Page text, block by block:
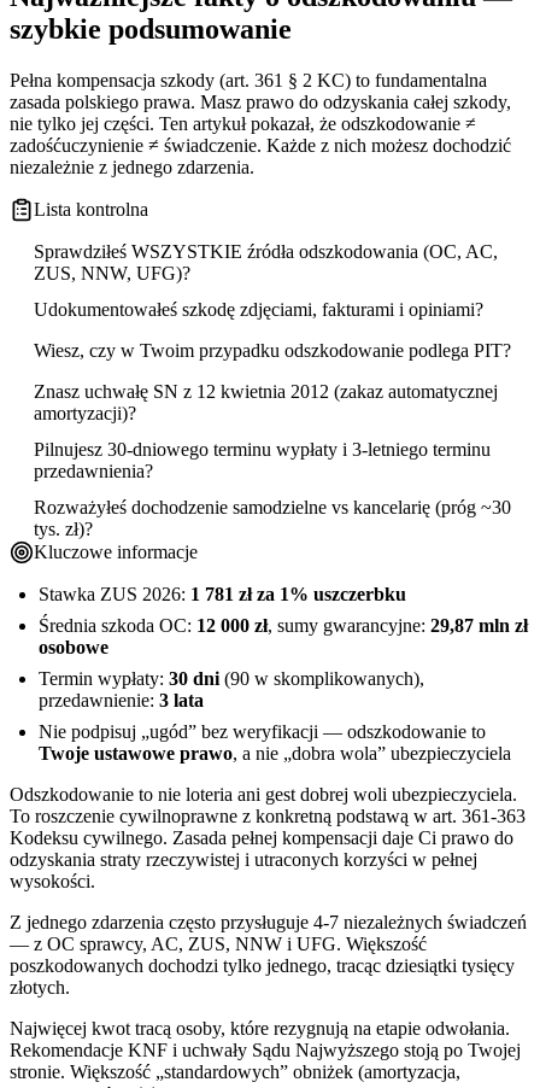
szybkie podsumowanie
Pełna kompensacja szkody (art. 361 § 2 KC) to fundamentalna
zasada polskiego prawa. Masz prawo do odzyskania całej szkody,
nie tylko jej części. Ten artykuł pokazał, że odszkodowanie ≠
zadośćuczynienie ≠ świadczenie. Każde z nich możesz dochodzić
niezależnie z jednego zdarzenia.
Lista kontrolna
Sprawdziłeś WSZYSTKIE źródła odszkodowania (OC, AC,
ZUS, NNW, UFG)?
Udokumentowałeś szkodę zdjęciami, fakturami i opiniami?
Wiesz, czy w Twoim przypadku odszkodowanie podlega PIT?
Znasz uchwałę SN z 12 kwietnia 2012 (zakaz automatycznej
amortyzacji)?
Pilnujesz 30-dniowego terminu wypłaty i 3-letniego terminu
przedawnienia?
Rozważyłeś dochodzenie samodzielne vs kancelarię (próg ~30
tys. zł)?
Kluczowe informacje
Stawka ZUS 2026: 1 781 zł za 1% uszczerbku
Średnia szkoda OC: 12 000 zł, sumy gwarancyjne: 29,87 mln zł
osobowe
Termin wypłaty: 30 dni (90 w skomplikowanych),
przedawnienie: 3 lata
Nie podpisuj „ugód” bez weryfikacji — odszkodowanie to
Twoje ustawowe prawo, a nie „dobra wola” ubezpieczyciela
Odszkodowanie to nie loteria ani gest dobrej woli ubezpieczyciela.
To roszczenie cywilnoprawne z konkretną podstawą w art. 361-363
Kodeksu cywilnego. Zasada pełnej kompensacji daje Ci prawo do
odzyskania straty rzeczywistej i utraconych korzyści w pełnej
wysokości.
Z jednego zdarzenia często przysługuje 4-7 niezależnych świadczeń
— z OC sprawcy, AC, ZUS, NNW i UFG. Większość
poszkodowanych dochodzi tylko jednego, tracąc dziesiątki tysięcy
złotych.
Najwięcej kwot tracą osoby, które rezygnują na etapie odwołania.
Rekomendacje KNF i uchwały Sądu Najwyższego stoją po Twojej
stronie. Większość „standardowych” obniżek (amortyzacja,